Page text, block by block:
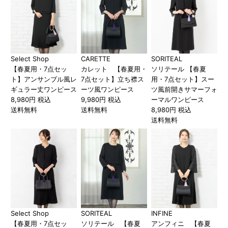
Select Shop
【春夏用・7点セッ
ト】アンサンブル風レ
ギュラー丈ワンピース
8,980円 税込
送料無料
CARETTE
カレット 【春夏用・
7点セット】立ち襟ス
ーツ風ワンピース
9,980円 税込
送料無料
SORITEAL
ソリテール 【春夏
用・7点セット】スー
ツ風前開きサマーフォ
ーマルワンピース
8,980円 税込
送料無料
Select Shop
【春夏用・7点セッ
SORITEAL
ソリテール 【春夏
INFINE
アンフィニ 【春夏